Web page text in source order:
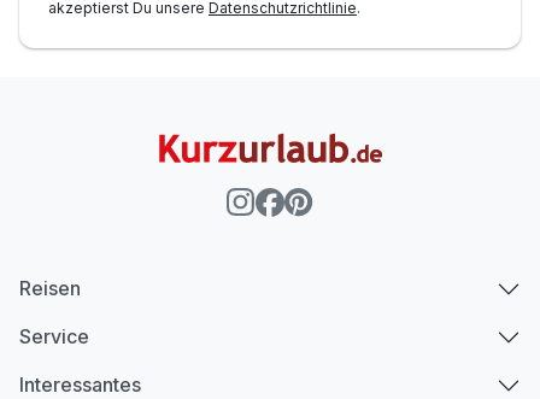
akzeptierst Du unsere Datenschutzrichtlinie.
Reisen
Service
Interessantes